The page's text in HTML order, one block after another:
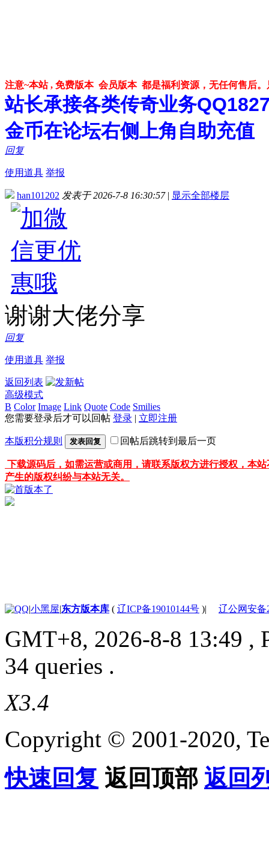
注意~本站 , 免费版本 会员版本 都是福利资源，无任何售后
站长承接各类传奇业务
金币在论坛右侧上角自助充值
回复
使用道具 举报
han101202 发表于 2026-7-8 16:30:57 | 显示全部楼层
谢谢大佬分享
回复
使用道具 举报
返回列表
高级模式
B Color Image Link Quote Code Smilies
您需要登录后才可以回帖 登录 | 立即注册
本版积分规则 发表回复 回帖后跳转到最后一页
下载源码后，如需运营或商用，请联系版权方进行授权，本
产生的版权纠纷与本站无关。
|小黑屋|东方版本库 ( 辽ICP备19010144号 )| 辽公网安备
GMT+8, 2026-8-8 13:49 ,
34 queries .
X3.4
Copyright © 2001-2020,
快速回复 返回顶部 返回